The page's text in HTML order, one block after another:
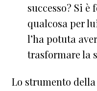
successo? Si è
qualcosa per
l’ha potuta
trasformare la
Lo strumento